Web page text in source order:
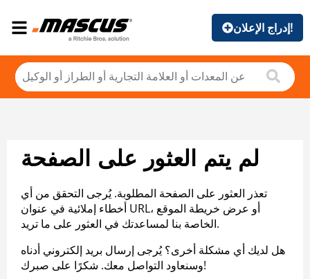
إدراج الإعلان!
لم يتم العثور على الصفحة
تعذر العثور على الصفحة المطلوبة. يُرجى التحقق من أي
أخطاء إملائية في عنوان URL، أو عرض خريطة الموقع
الخاصة بنا لمساعدتك في العثور على ما تريد.
هل لديك أي مشكلة أخرى؟ يُرجى إرسال بريد إلكتروني أدناه
وسنعاود التواصل معك. شكرًا على صبرك!